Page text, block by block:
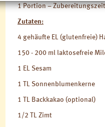
1 Portion –
Zutaten:
4 gehäufte EL (glutenfreie)
150 - 200 ml laktosefreie
1 EL Sesam
1 TL Sonnenblumenkerne
1 TL Backkakao (optional)
1/2 TL Zimt